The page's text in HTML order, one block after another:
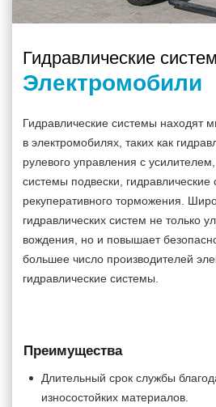
Гидравлические
Электромобили
Гидравлические системы находят
в электромобилях, таких как
рулевого управления с
системы подвески, гидравлические
рекуперативного торможения.
гидравлических систем не только
вождения, но и повышает
большее число производителей
гидравлические системы.
Преимущества
Длительный срок службы
износостойких материалов.